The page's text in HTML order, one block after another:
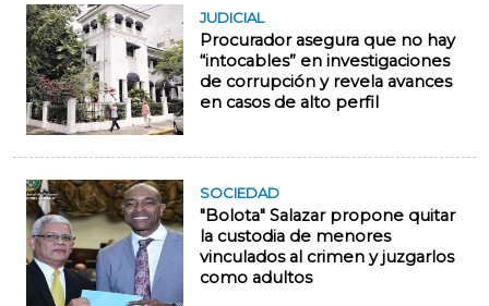
JUDICIAL
Procurador asegura que no hay
“intocables” en investigaciones
de corrupción y revela avances
en casos de alto perfil
SOCIEDAD
"Bolota" Salazar propone quitar
la custodia de menores
vinculados al crimen y juzgarlos
como adultos